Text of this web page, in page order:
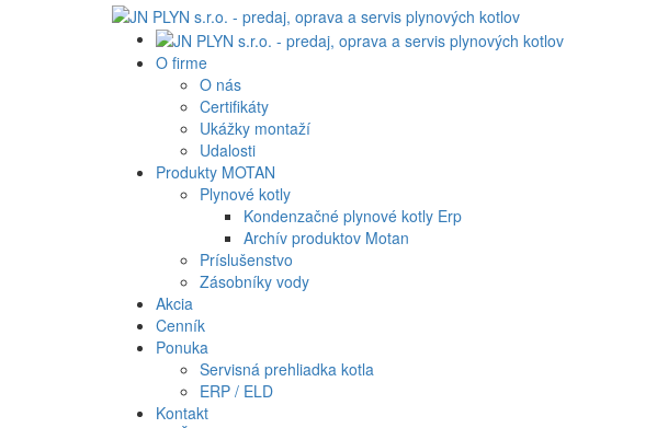
O firme
O nás
Certifikáty
Ukážky montaží
Udalosti
Produkty MOTAN
Plynové kotly
Kondenzačné plynové kotly Erp
Archív produktov Motan
Príslušenstvo
Zásobníky vody
Akcia
Cenník
Ponuka
Servisná prehliadka kotla
ERP / ELD
Kontakt